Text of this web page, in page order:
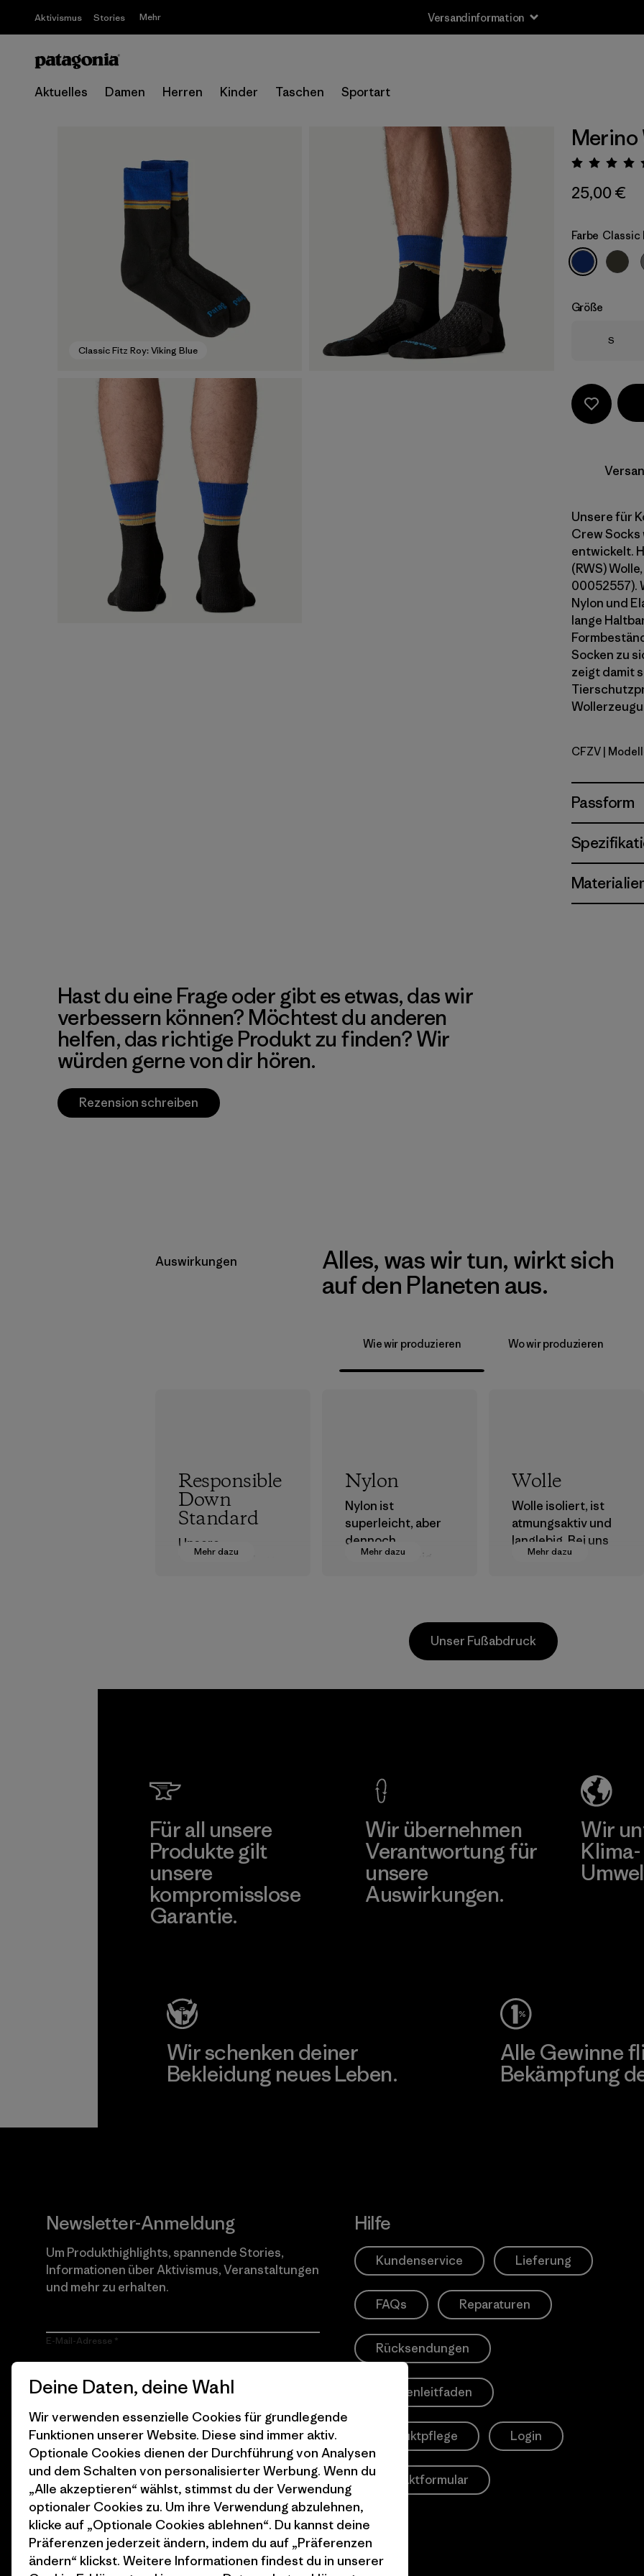
Aktivismus Stories Mehr Versandinformation
Aktuelles Damen Herren Kinder Taschen Sportart
Classic Fitz Roy: Viking Blue
Merino
25,00 €
Farbe Classic
Größe
Größe
S
Unsere für
Crew Socks
entwickelt.
(RWS)
00052557).
Nylon und
lange
Socken zu
zeigt damit
Classic
CFZV |
Passform
Hast du eine Frage oder gibt es etwas, das wir
verbessern können? Möchtest du anderen
helfen, das richtige Produkt zu finden? Wir
würden gerne von dir hören.
Rezension schreiben
Auswirkungen
Alles, was wir tun, wirkt sich
auf den Planeten aus.
Wie wir produzieren Wo wir produzieren
Mehr dazu
Responsible
Down
Standard
Unsere
Mehr dazu
Nylon
Nylon ist
superleicht, aber
dennoch
strapazierfähig
wir in unserer
Kleidung und
Mehr dazu
Wolle
Wolle isoliert, ist
atmungsaktiv und
langlebig. Bei uns
kommt nur
Richtlinien des
Responsible Wool
Standard
produzierten
Materialien
Unser Fußabdruck
Für all unsere
Produkte gilt
unsere
kompromisslose
Garantie.
Wir übernehmen
Verantwortung für
unsere
Auswirkungen.
Wir
Wir schenken deiner
Bekleidung neues Leben.
Alle Gewinne
Bekämpfung
Newsletter-Anmeldung
Um Produkthighlights, spannende Stories,
Informationen über Aktivismus, Veranstaltungen
und mehr zu erhalten.
E-Mail-Adresse
Durch Klicken auf die Anmelden Taste, erkläre mich damit
einverstanden, dass Patagonia meine E-Mail-Adresse
Stories, Informationen über Aktivismus, Veranstaltungen und
mehr gemäß der Datenschutzerklärungvon Patagonia zusendet.
Anmelden
Hilfe
Kundenservice Lieferung
FAQs Reparaturen
Rücksendungen
Größenleitfaden
Produktpflege Login
Kontaktformular
Deine Daten, deine Wahl
Wir verwenden essenzielle Cookies für grundlegende
Funktionen unserer Website. Diese sind immer aktiv.
Optionale Cookies dienen der Durchführung von Analysen
und dem Schalten von personalisierter Werbung. Wenn du
„Alle akzeptieren“ wählst, stimmst du der Verwendung
optionaler Cookies zu. Um ihre Verwendung abzulehnen,
klicke auf „Optionale Cookies ablehnen“. Du kannst deine
Präferenzen jederzeit ändern, indem du auf „Präferenzen
ändern“ klickst. Weitere Informationen findest du in unserer